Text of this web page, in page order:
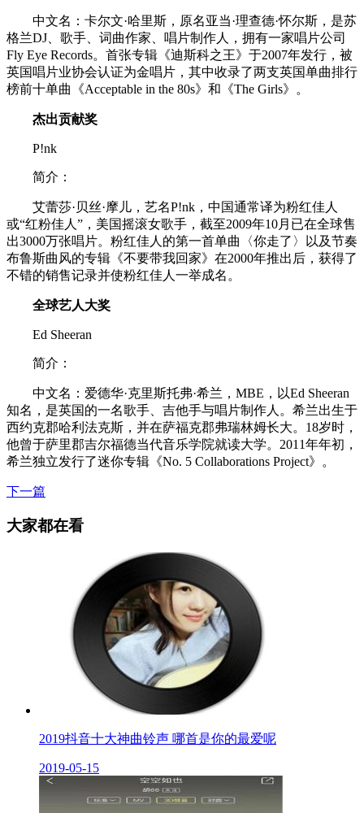
中文名：卡尔文·哈里斯，原名亚当·理查德·怀尔斯，是苏
格兰DJ、歌手、词曲作家、唱片制作人，拥有一家唱片公司
Fly Eye Records。首张专辑《迪斯科之王》于2007年发行，被
英国唱片业协会认证为金唱片，其中收录了两支英国单曲排行
榜前十单曲《Acceptable in the 80s》和《The Girls》。
杰出贡献奖
P!nk
简介：
艾蕾莎·贝丝·摩儿，艺名P!nk，中国通常译为粉红佳人
或“红粉佳人”，美国摇滚女歌手，截至2009年10月已在全球售
出3000万张唱片。粉红佳人的第一首单曲〈你走了〉以及节奏
布鲁斯曲风的专辑《不要带我回家》在2000年推出后，获得了
不错的销售记录并使粉红佳人一举成名。
全球艺人大奖
Ed Sheeran
简介：
中文名：爱德华·克里斯托弗·希兰，MBE，以Ed Sheeran
知名，是英国的一名歌手、吉他手与唱片制作人。希兰出生于
西约克郡哈利法克斯，并在萨福克郡弗瑞林姆长大。18岁时，
他曾于萨里郡吉尔福德当代音乐学院就读大学。2011年年初，
希兰独立发行了迷你专辑《No. 5 Collaborations Project》。
下一篇
大家都在看
2019抖音十大神曲铃声 哪首是你的最爱呢
2019-05-15